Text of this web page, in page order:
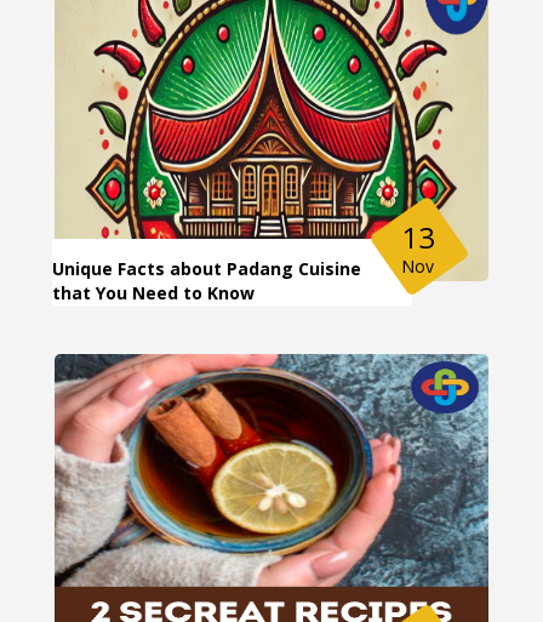
Unique Facts about Padang Cuisine
that You Need to Know
13
Nov